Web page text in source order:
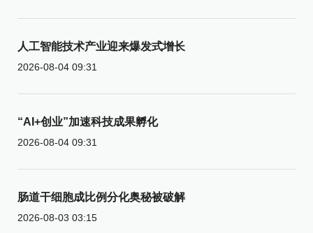
人工智能技术产业迎来爆发式增长
2026-08-04 09:31
“AI+创业”加速科技成果孵化
2026-08-04 09:31
肠道干细胞成比例分化奥秘被破解
2026-08-03 03:15